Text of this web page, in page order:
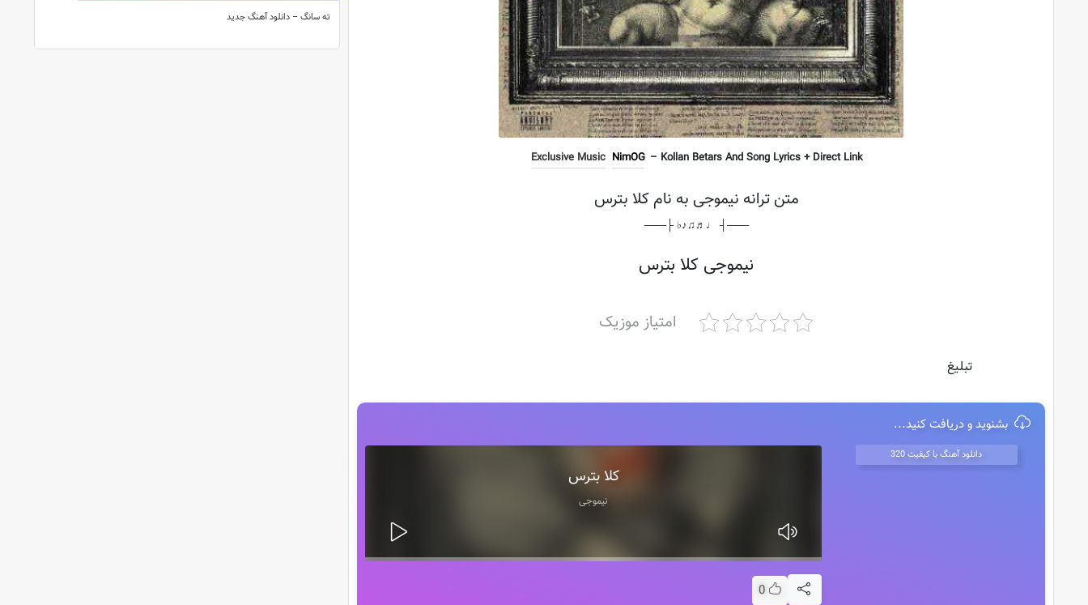
Exclusive Music NimOG – Kollan Betars And Song Lyrics + Direct Link
متن ترانه نیموجی به نام کلا بترس
───┤ ♩♬♫♪♭ ├───
نیموجی کلا بترس
امتیاز موزیک
تبلیغ
بشنوید و دریافت کنید...
دانلود آهنگ با کیفیت 320
کلا بترس
نیموجی
0
ته سانگ – دانلود آهنگ جدید